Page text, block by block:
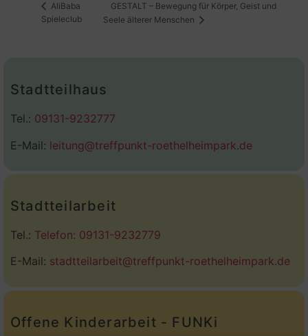
AliBaba
Spieleclub
GESTALT – Bewegung für Körper, Geist und
Seele älterer Menschen
Stadtteilhaus
Tel.: 09131-9232777
E-Mail: leitung@treffpunkt-roethelheimpark.de
Stadtteilarbeit
Tel.: Telefon: 09131-9232779
E-Mail: stadtteilarbeit@treffpunkt-roethelheimpark.de
Offene Kinderarbeit - FUNKi